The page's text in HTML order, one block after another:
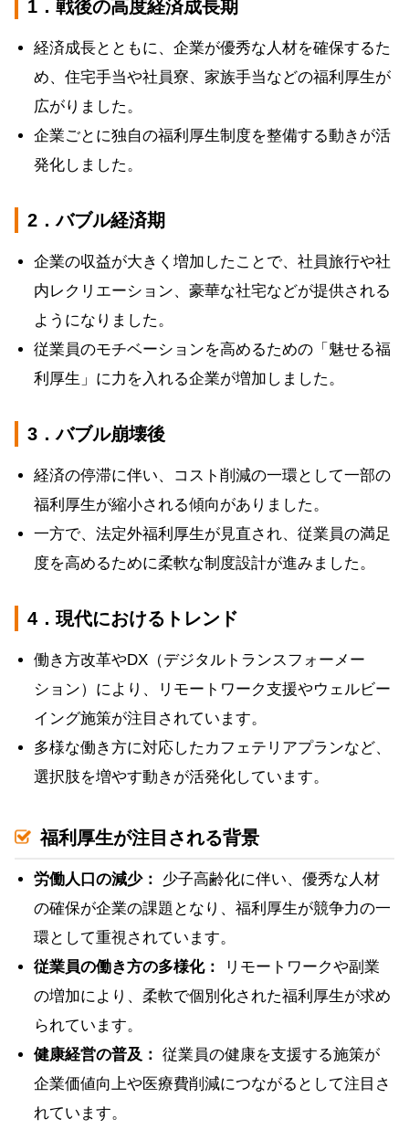
1．戦後の高度経済成長期
経済成長とともに、企業が優秀な人材を確保するた
め、住宅手当や社員寮、家族手当などの福利厚生が
広がりました。
企業ごとに独自の福利厚生制度を整備する動きが活
発化しました。
2．バブル経済期
企業の収益が大きく増加したことで、社員旅行や社
内レクリエーション、豪華な社宅などが提供される
ようになりました。
従業員のモチベーションを高めるための「魅せる福
利厚生」に力を入れる企業が増加しました。
3．バブル崩壊後
経済の停滞に伴い、コスト削減の一環として一部の
福利厚生が縮小される傾向がありました。
一方で、法定外福利厚生が見直され、従業員の満足
度を高めるために柔軟な制度設計が進みました。
4．現代におけるトレンド
働き方改革やDX（デジタルトランスフォーメー
ション）により、リモートワーク支援やウェルビー
イング施策が注目されています。
多様な働き方に対応したカフェテリアプランなど、
選択肢を増やす動きが活発化しています。
福利厚生が注目される背景
労働人口の減少：
少子高齢化に伴い、優秀な人材
の確保が企業の課題となり、福利厚生が競争力の一
環として重視されています。
従業員の働き方の多様化：
リモートワークや副業
の増加により、柔軟で個別化された福利厚生が求め
られています。
健康経営の普及： 従業員の健康を支援する施策が
企業価値向上や医療費削減につながるとして注目さ
れています。